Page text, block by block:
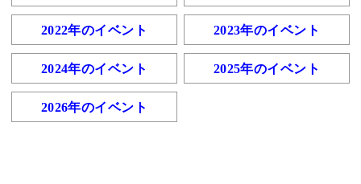
2022年のイベント 2023年のイベント
2024年のイベント 2025年のイベント
2026年のイベント